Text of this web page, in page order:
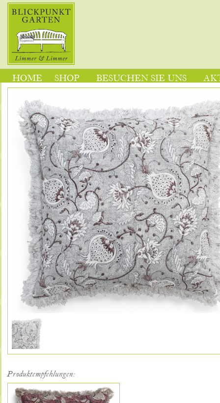
HOME SHOP BESUCHEN SIE UNS
Produktempfehlungen: